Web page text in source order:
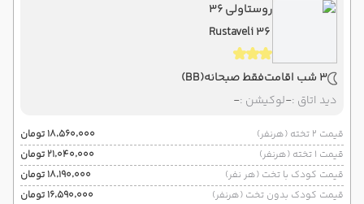
روستاولی 36
Rustaveli 36
3 شب اقامت فقط صبحانه(BB)
دید اتاق :-لوکیشن :-
قیمت 2 تخته (هرنفر)
۱۸٬۵۶۰٬۰۰۰ تومان
قیمت 1 تخته (هرنفر)
۲۱٬۰۴۰٬۰۰۰ تومان
قیمت کودک با تخت (هر نفر)
۱۸٬۱۹۰٬۰۰۰ تومان
قیمت کودک بدون تخت (هرنفر)
۱۶٬۵۹۰٬۰۰۰ تومان